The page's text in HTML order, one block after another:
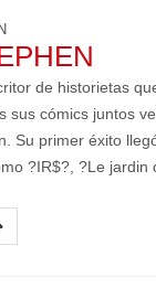
de historietas
sus cómics juntos
Su primer éxito
?IR$?, ?Le